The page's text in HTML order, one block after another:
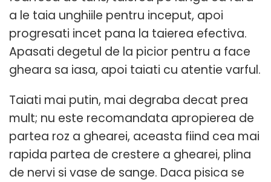
a le taia unghiile pentru inceput, apoi
progresati incet pana la taierea efectiva.
Apasati degetul de la picior pentru a face
gheara sa iasa, apoi taiati cu atentie varful.
Taiati mai putin, mai degraba decat prea
mult; nu este recomandata apropierea de
partea roz a ghearei, aceasta fiind cea mai
rapida partea de crestere a ghearei, plina
de nervi si vase de sange. Daca pisica se